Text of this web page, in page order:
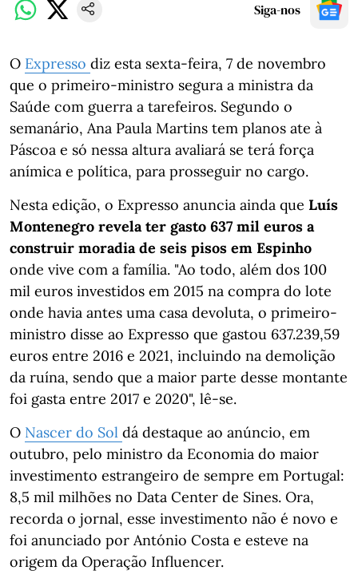
Siga-nos
O Expresso diz esta sexta-feira, 7 de novembro
que o primeiro-ministro segura a ministra da
Saúde com guerra a tarefeiros. Segundo o
semanário, Ana Paula Martins tem planos ate à
Páscoa e só nessa altura avaliará se terá força
anímica e política, para prosseguir no cargo.
Nesta edição, o Expresso anuncia ainda que Luís
Montenegro revela ter gasto 637 mil euros a
construir moradia de seis pisos em Espinho
onde vive com a família. "Ao todo, além dos 100
mil euros investidos em 2015 na compra do lote
onde havia antes uma casa devoluta, o primeiro-
ministro disse ao Expresso que gastou 637.239,59
euros entre 2016 e 2021, incluindo na demolição
da ruína, sendo que a maior parte desse montante
foi gasta entre 2017 e 2020", lê-se.
O Nascer do Sol dá destaque ao anúncio, em
outubro, pelo ministro da Economia do maior
investimento estrangeiro de sempre em Portugal:
8,5 mil milhões no Data Center de Sines. Ora,
recorda o jornal, esse investimento não é novo e
foi anunciado por António Costa e esteve na
origem da Operação Influencer.